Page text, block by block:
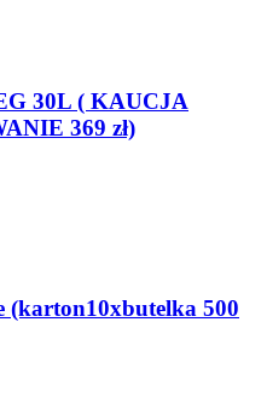
30L ( KAUCJA
369 zł)
(karton10xbutelka 500